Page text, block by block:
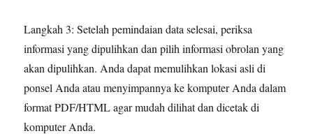
Langkah 3: Setelah pemindaian data selesai, periksa
informasi yang dipulihkan dan pilih informasi obrolan yang
akan dipulihkan. Anda dapat memulihkan lokasi asli di
ponsel Anda atau menyimpannya ke komputer Anda dalam
format PDF/HTML agar mudah dilihat dan dicetak di
komputer Anda.